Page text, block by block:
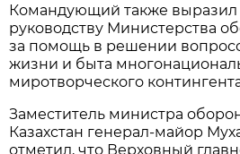
Командующий также выразил
руководству Министерства
за помощь в решении
жизни и быта
миротворческого
Заместитель министра
Казахстан генерал-майор
отметил, что Верховный